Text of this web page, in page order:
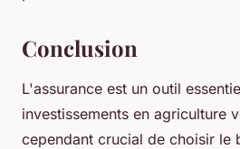
Conclusion
L'assurance est un outil
investissements en agriculture
cependant crucial de choisir le